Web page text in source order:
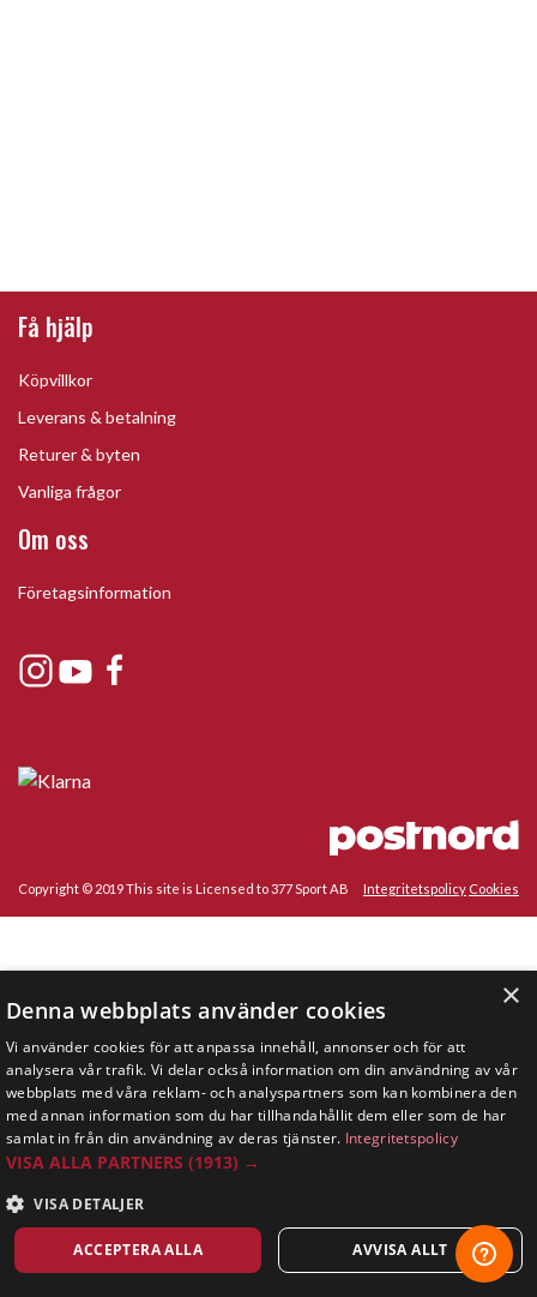
Få hjälp
Köpvillkor
Leverans & betalning
Returer & byten
Vanliga frågor
Om oss
Företagsinformation
Copyright © 2019 This site is Licensed to 377 Sport AB Integritetspolicy Cookies
×
Denna webbplats använder cookies
Vi använder cookies för att anpassa innehåll, annonser och för att
analysera vår trafik. Vi delar också information om din användning av vår
webbplats med våra reklam- och analyspartners som kan kombinera den
med annan information som du har tillhandahållit dem eller som de har
samlat in från din användning av deras tjänster. Integritetspolicy
VISA ALLA PARTNERS (1913) →
VISA DETALJER
ACCEPTERA ALLA AVVISA ALLT